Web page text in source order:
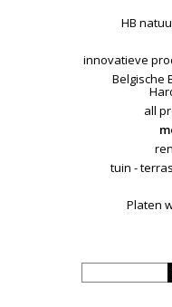
HB
innovatieve
Belgische
all
tuin -
Platen